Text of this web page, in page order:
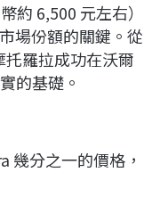
約 6,500 元左右）
場份額的關鍵。從
羅拉成功在沃爾
的基礎。
幾分之一的價格，